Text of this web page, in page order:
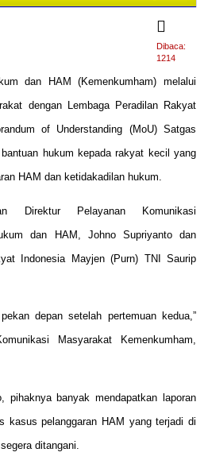
Dibaca:
1214
dan HAM (Kemenkumham) melalui
dengan Lembaga Peradilan Rakyat
of Understanding (MoU) Satgas
hukum kepada rakyat kecil yang
HAM dan ketidakadilan hukum.
Direktur Pelayanan Komunikasi
dan HAM, Johno Supriyanto dan
Indonesia Mayjen (Purn) TNI Saurip
depan setelah pertemuan kedua,”
Masyarakat Kemenkumham,
pihaknya banyak mendapatkan laporan
kasus pelanggaran HAM yang terjadi di
ditangani.